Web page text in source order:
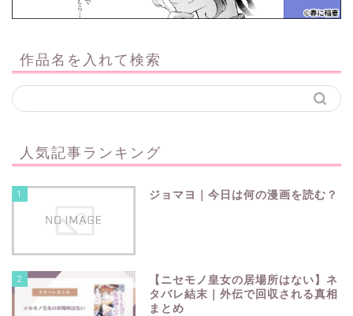
作品名を入れて検索
人気記事ランキング
1 ジョマヨ｜今日は何の漫画を読む？
2
【ニセモノ皇女の居場所はない】ネ
タバレ結末｜外伝で回収される真相
まとめ